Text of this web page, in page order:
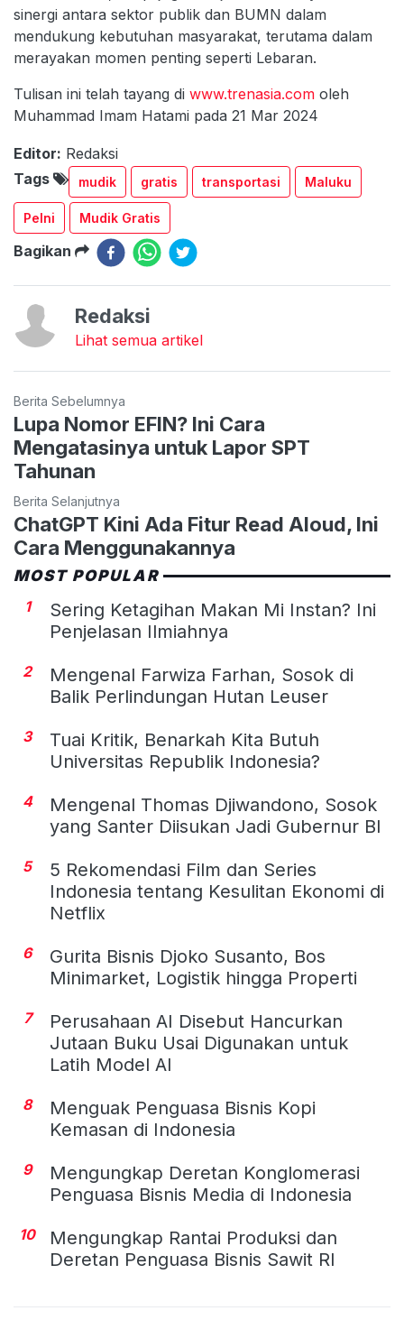
sinergi antara sektor publik dan BUMN dalam
mendukung kebutuhan masyarakat, terutama dalam
merayakan momen penting seperti Lebaran.
Tulisan ini telah tayang di www.trenasia.com oleh
Muhammad Imam Hatami pada 21 Mar 2024
Editor: Redaksi
Tags
mudik gratis transportasi Maluku
Pelni Mudik Gratis
Bagikan
Redaksi
Lihat semua artikel
Berita Sebelumnya
Lupa Nomor EFIN? Ini Cara
Mengatasinya untuk Lapor SPT
Tahunan
Berita Selanjutnya
ChatGPT Kini Ada Fitur Read Aloud, Ini
Cara Menggunakannya
MOST POPULAR
1
Sering Ketagihan Makan Mi Instan? Ini
Penjelasan Ilmiahnya
2
Mengenal Farwiza Farhan, Sosok di
Balik Perlindungan Hutan Leuser
3
Tuai Kritik, Benarkah Kita Butuh
Universitas Republik Indonesia?
4
Mengenal Thomas Djiwandono, Sosok
yang Santer Diisukan Jadi Gubernur BI
5
5 Rekomendasi Film dan Series
Indonesia tentang Kesulitan Ekonomi di
Netflix
6
Gurita Bisnis Djoko Susanto, Bos
Minimarket, Logistik hingga Properti
7
Perusahaan AI Disebut Hancurkan
Jutaan Buku Usai Digunakan untuk
Latih Model AI
8
Menguak Penguasa Bisnis Kopi
Kemasan di Indonesia
9
Mengungkap Deretan Konglomerasi
Penguasa Bisnis Media di Indonesia
10
Mengungkap Rantai Produksi dan
Deretan Penguasa Bisnis Sawit RI